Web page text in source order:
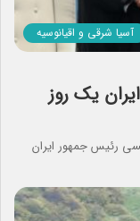
آسیا شرقی و اقیانوسیه
یک روز
رئیس جمهور ایران